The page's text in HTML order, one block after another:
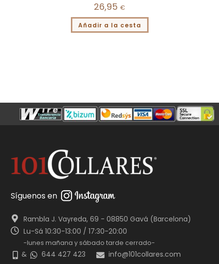
26,95 €
Añadir a la cesta
Síguenos en
Rambla J. Vayreda, 69 - 08850 Gavá (Barcelona)
Lu-Sá 10:30-13:00 / 17:30-20:00
-lunes mañana y sábado tarde cerrado-
& 644 427 423 info@101collares.com